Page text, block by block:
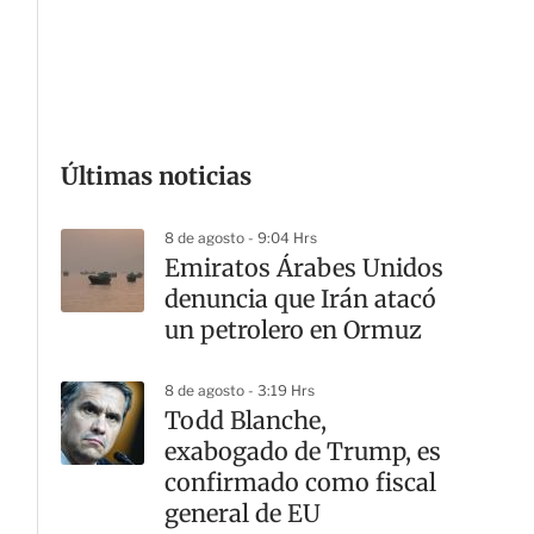
Últimas noticias
8 de agosto - 9:04 Hrs
Emiratos Árabes Unidos
denuncia que Irán atacó
un petrolero en Ormuz
8 de agosto - 3:19 Hrs
Todd Blanche,
exabogado de Trump, es
confirmado como fiscal
general de EU